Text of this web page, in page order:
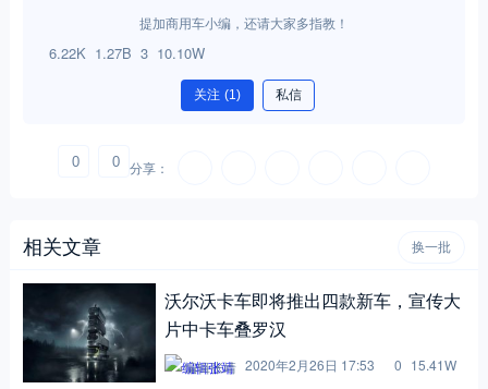
提加商用车小编，还请大家多指教！
6.22K 1.27B 3 10.10W
关注 (1) 私信
0 0 分享：
相关文章 换一批
沃尔沃卡车即将推出四款新车，宣传大
片中卡车叠罗汉
编辑张靖 2020年2月26日 17:53 0 15.41W